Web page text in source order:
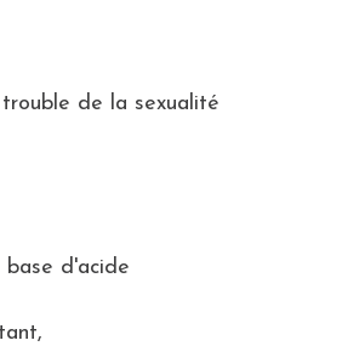
de la sexualité
d'acide